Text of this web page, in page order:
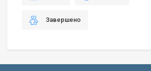
Завершено